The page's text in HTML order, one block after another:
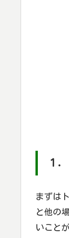
１
まずは
と他の
いこと